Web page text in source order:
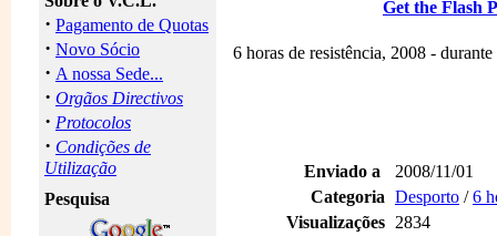
· Pagamento de Quotas
· Novo Sócio
· A nossa Sede...
· Orgãos Directivos
· Protocolos
· Condições de
Utilização
Pesquisa
Get the Flash
6 horas de resistência, 2008 -
Enviado a
2008/11/01
Categoria Desporto /6
Visualizações 2834